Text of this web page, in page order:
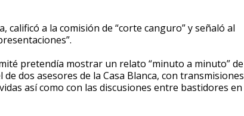
a la comisión de “corte canguro” y señaló al
pretendía mostrar un relato “minuto a minuto” de
dos asesores de la Casa Blanca, con transmisiones
así como con las discusiones entre bastidores en